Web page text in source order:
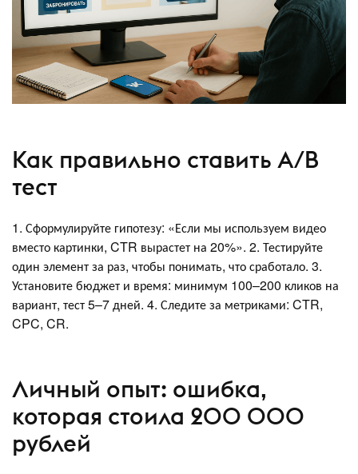
Как правильно ставить A/B
тест
1. Сформулируйте гипотезу: «Если мы используем видео
вместо картинки, CTR вырастет на 20%». 2. Тестируйте
один элемент за раз, чтобы понимать, что сработало. 3.
Установите бюджет и время: минимум 100–200 кликов на
вариант, тест 5–7 дней. 4. Следите за метриками: CTR,
CPC, CR.
Личный опыт: ошибка,
которая стоила 200 000
рублей